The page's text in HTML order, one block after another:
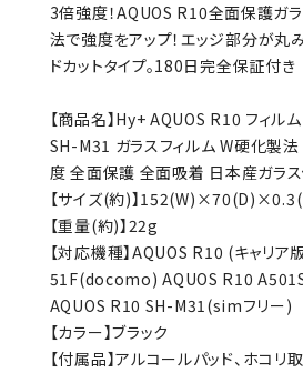
3倍強度！AQUOS R10全面保護ガラ
法で強度をアップ！エッジ部分が丸
ドカットタイプ。180日完全保証付き
【商品名】Hy+ AQUOS R10 フィル
SH-M31 ガラスフィルム W硬化製
度 全面保護 全面吸着 日本産ガラ
【サイズ(約)】
【重量(約)】22g
【対応機種】AQUOS R10 (キャリ
51F(docomo) AQUOS R10
AQUOS R10 SH-M31(simフリー)
【カラー】ブラック
【付属品】アルコールパッド、ホコリ